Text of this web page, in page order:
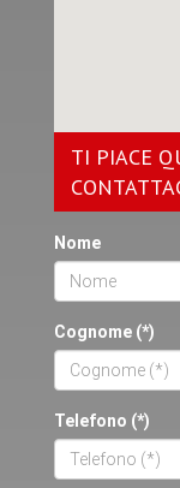
TI PIACE
Nome
Cognome (*)
Telefono (*)